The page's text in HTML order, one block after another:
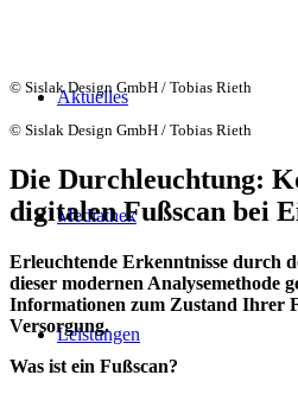
Aktuelles
Mediathek
Leistungen
© Sislak Design GmbH / Tobias Rieth
© Sislak Design GmbH / Tobias Rieth
Die Durchleuchtung:
digitalen Fußscan bei
Erleuchtende Erkenntnisse durch
dieser modernen Analysemethode
Informationen zum Zustand Ihrer
Versorgung.
Was ist ein Fußscan?